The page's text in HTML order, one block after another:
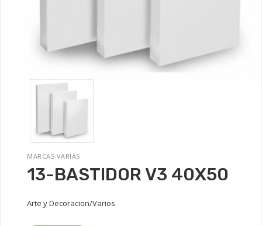
MARCAS VARIAS
13-BASTIDOR V3 40X50
Arte y Decoracion/Varios